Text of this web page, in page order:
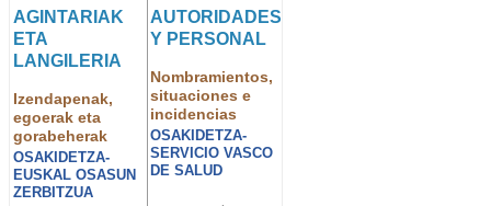
AGINTARIAK
ETA
LANGILERIA
Izendapenak,
egoerak eta
gorabeherak
OSAKIDETZA-
EUSKAL OSASUN
ZERBITZUA
AUTORIDADES
Y PERSONAL
Nombramientos,
situaciones e
incidencias
OSAKIDETZA-
SERVICIO VASCO
DE SALUD